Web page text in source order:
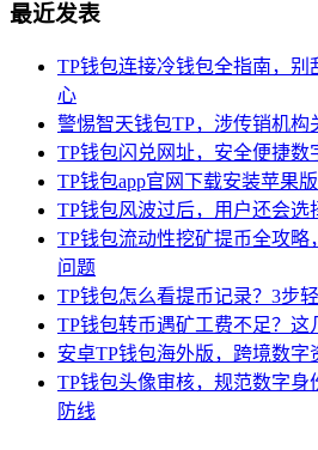
最近发表
TP钱包连接冷钱包全指南，
心
警惕智天钱包TP，涉传销机构
TP钱包闪兑网址，安全便捷数
TP钱包app官网下载安装苹果
TP钱包风波过后，用户还会选
TP钱包流动性挖矿提币全攻略
问题
TP钱包怎么看提币记录？3步
TP钱包转币遇矿工费不足？
安卓TP钱包海外版，跨境数
TP钱包头像审核，规范数字
防线